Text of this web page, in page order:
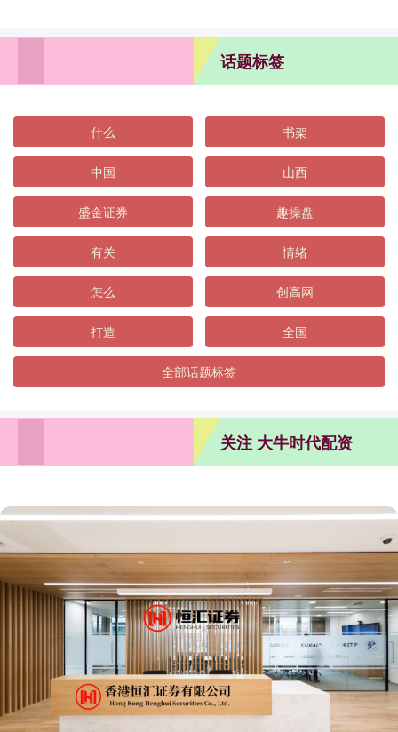
话题标签
什么 书架
中国 山西
盛金证券 趣操盘
有关 情绪
怎么 创高网
打造 全国
全部话题标签
关注 大牛时代配资